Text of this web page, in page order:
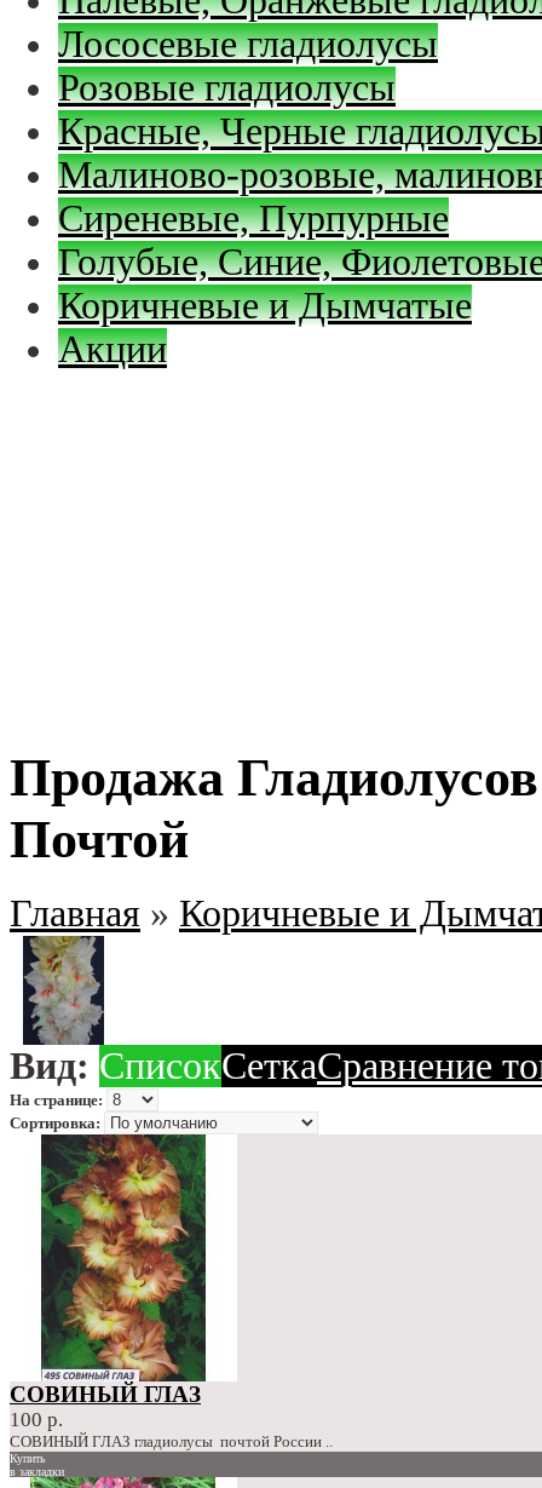
Лососевые гладиолусы
Розовые гладиолусы
Красные, Черные
Малиново-розовые,
Сиреневые, Пурпурные
Голубые, Синие,
Коричневые и Дымчатые
Акции
Продажа
Почтой
Главная » Коричневые и
Вид: СписокСеткаСравнение
На странице:
Сортировка:
СОВИНЫЙ ГЛАЗ
100 р.
СОВИНЫЙ ГЛАЗ гладиолусы почтой России ..
Купить
в закладки
сравнение